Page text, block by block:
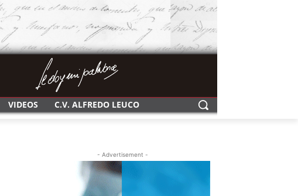
VIDEOS C.V. ALFREDO LEUCO
- Advertisement -